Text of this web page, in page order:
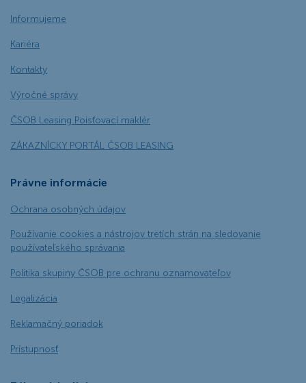
Informujeme
Kariéra
Kontakty
Výročné správy
ČSOB Leasing Poisťovací maklér
ZÁKAZNÍCKY PORTÁL ČSOB LEASING
Právne informácie
Ochrana osobných údajov
Používanie cookies a nástrojov tretích strán na sledovanie
používateľského správania
Politika skupiny ČSOB pre ochranu oznamovateľov
Legalizácia
Reklamačný poriadok
Prístupnosť